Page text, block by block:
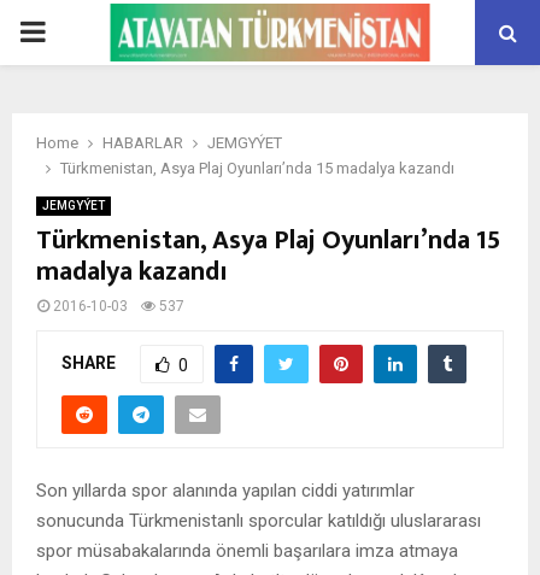
PRIMARY
Home HABARLAR
JEMGYÝET
Türkmenistan, Asya Plaj Oyunları’nda 15 madalya kazandı
JEMGYÝET
Türkmenistan, Asya Plaj Oyunları’nda 15
madalya kazandı
2016-10-03 537
SHARE 0
Son yıllarda spor alanında yapılan ciddi yatırımlar
sonucunda Türkmenistanlı sporcular katıldığı uluslararası
spor müsabakalarında önemli başarılara imza atmaya